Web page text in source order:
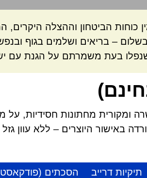
כוחות הביטחון וההצלה
– בריאים ושלמים בגוף
בעת משמרתם על הגנת עם
ומקורית מחתונות חסידיות, על
היוצרים – ללא עוון גזל
תיקיות דרייב הסכתים